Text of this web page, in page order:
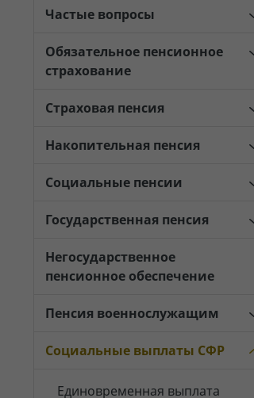
Частые вопросы
Обязательное пенсионное
страхование
Страховая пенсия
Накопительная пенсия
Социальные пенсии
Государственная пенсия
Негосударственное
пенсионное обеспечение
Пенсия военнослужащим
Социальные выплаты СФР
Единовременная выплата